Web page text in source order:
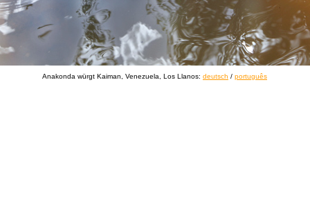
Anakonda würgt Kaiman, Venezuela, Los Llanos: deutsch / português